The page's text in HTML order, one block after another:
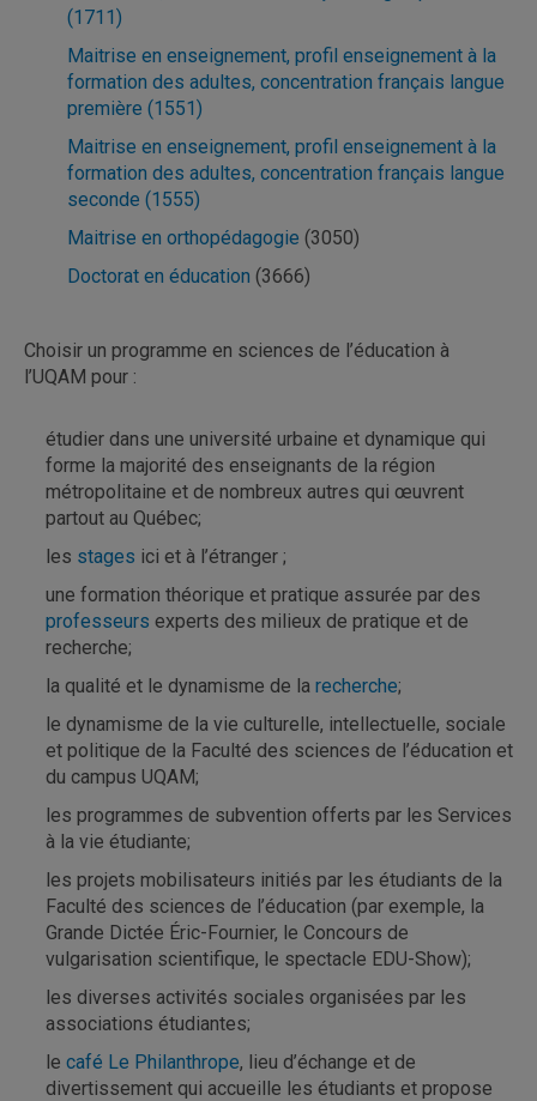
(1711)
Maitrise en enseignement, profil enseignement à la
formation des adultes, concentration français langue
première (1551)
Maitrise en enseignement, profil enseignement à la
formation des adultes, concentration français langue
seconde (1555)
Maitrise en orthopédagogie (3050)
Doctorat en éducation (3666)
Choisir un programme en sciences de l’éducation à
l’UQAM pour :
étudier dans une université urbaine et dynamique qui
forme la majorité des enseignants de la région
métropolitaine et de nombreux autres qui œuvrent
partout au Québec;
les stages ici et à l’étranger ;
une formation théorique et pratique assurée par des
professeurs experts des milieux de pratique et de
recherche;
la qualité et le dynamisme de la recherche;
le dynamisme de la vie culturelle, intellectuelle, sociale
et politique de la Faculté des sciences de l’éducation et
du campus UQAM;
les programmes de subvention offerts par les Services
à la vie étudiante;
les projets mobilisateurs initiés par les étudiants de la
Faculté des sciences de l’éducation (par exemple, la
Grande Dictée Éric-Fournier, le Concours de
vulgarisation scientifique, le spectacle EDU-Show);
les diverses activités sociales organisées par les
associations étudiantes;
le café Le Philanthrope, lieu d’échange et de
divertissement qui accueille les étudiants et propose